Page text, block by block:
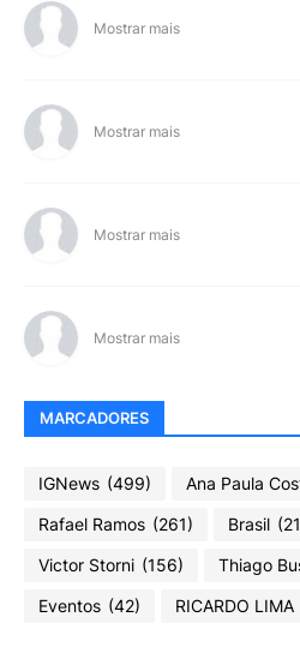
Mostrar mais
Mostrar mais
Mostrar mais
Mostrar mais
MARCADORES
IGNews (499) Ana Paula
Rafael Ramos (261) Brasil
Victor Storni (156) Thiago
Eventos (42) RICARDO LIMA